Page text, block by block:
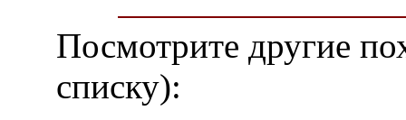
Посмотрите другие
списку):